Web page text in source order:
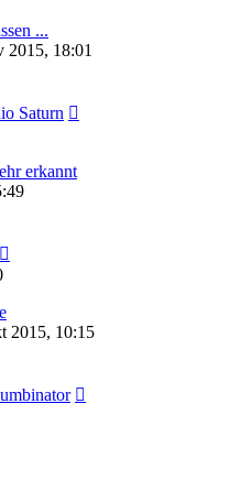
...
2015, 18:01
Saturn
erkannt
2015, 10:15